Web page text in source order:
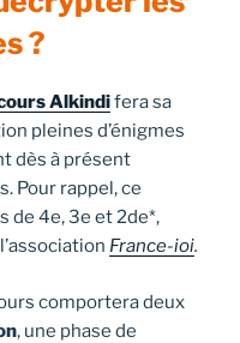
?
Alkindifera sa
pleines d’énigmes
dès à présent
Pour rappel, ce
de 4e, 3e et 2de*,
France-ioi.
comportera deux
, une phase de